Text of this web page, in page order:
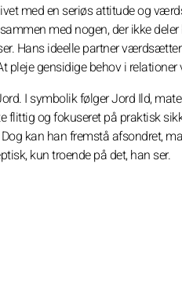
med en seriøs attitude og
med nogen, der ikke
Hans ideelle partner
gensidige behov i
I symbolik følger Jord Ild,
flittig og fokuseret på praktisk
kan han fremstå afsondret,
kun troende på det, han ser.